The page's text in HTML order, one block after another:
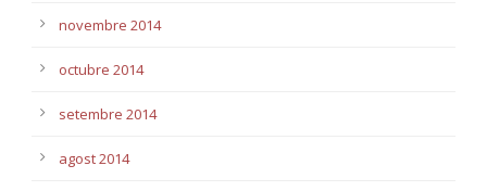
novembre 2014
octubre 2014
setembre 2014
agost 2014